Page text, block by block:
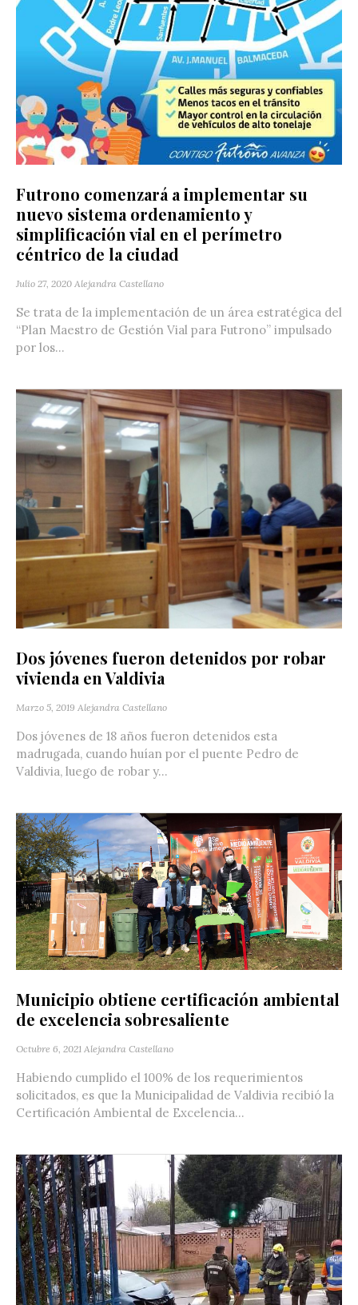
Futrono comenzará a implementar su
nuevo sistema ordenamiento y
simplificación vial en el perímetro
céntrico de la ciudad
Julio 27, 2020 Alejandra Castellano
Se trata de la implementación de un área estratégica del
“Plan Maestro de Gestión Vial para Futrono” impulsado
por los...
Dos jóvenes fueron detenidos por robar
vivienda en Valdivia
Marzo 5, 2019 Alejandra Castellano
Dos jóvenes de 18 años fueron detenidos esta
madrugada, cuando huían por el puente Pedro de
Valdivia, luego de robar y...
Municipio obtiene certificación ambiental
de excelencia sobresaliente
Octubre 6, 2021 Alejandra Castellano
Habiendo cumplido el 100% de los requerimientos
solicitados, es que la Municipalidad de Valdivia recibió la
Certificación Ambiental de Excelencia...